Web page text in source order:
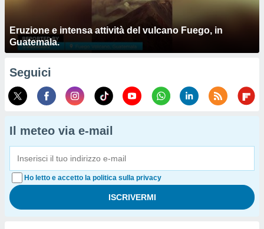
Eruzione e intensa attività del vulcano Fuego, in
Guatemala.
Seguici
Il meteo via e-mail
Ho letto e accetto la politica sulla privacy